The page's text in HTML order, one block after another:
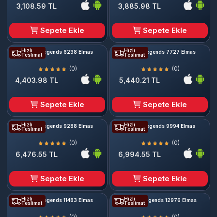
3,108.59 TL
Sepete Ekle
3,885.98 TL
Sepete Ekle
Hızlı
Teslimat
Mobile Legends 6238 Elmas
(0)
4,403.98 TL
Sepete Ekle
Hızlı
Teslimat
Mobile Legends 7727 Elmas
(0)
5,440.21 TL
Sepete Ekle
Hızlı
Teslimat
Mobile Legends 9288 Elmas
(0)
6,476.55 TL
Sepete Ekle
Hızlı
Teslimat
Mobile Legends 9994 Elmas
(0)
6,994.55 TL
Sepete Ekle
Hızlı
Teslimat
Mobile Legends 11483 Elmas Hızlı
Teslimat
Mobile Legends 12976 Elmas